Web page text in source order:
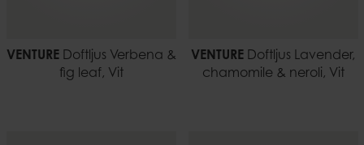
VENTUREDoftljus Verbena &
fig leaf, Vit
VENTURE Doftljus Lavender,
chamomile & neroli, Vit